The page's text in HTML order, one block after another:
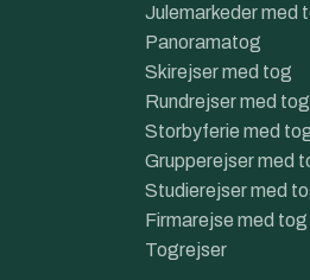
Julemarkeder med
Panoramatog
Skirejser med tog
Rundrejser med tog
Storbyferie med
Grupperejser med
Studierejser med
Firmarejse med tog
Togrejser